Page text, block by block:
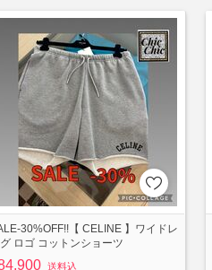
30%OFF!!【 CELINE 】ワイドレ
ロゴ コットンショーツ
送料込